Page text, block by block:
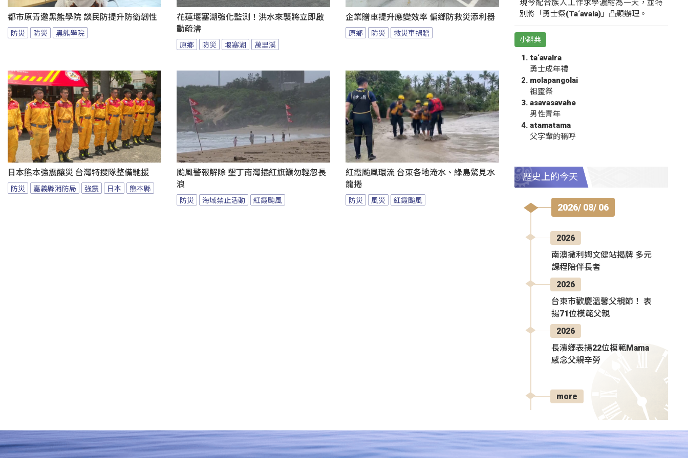
都市原青邀黑熊學院 談民防提升防衛韌性
防災 防災 黑熊學院
花蓮堰塞湖強化監測！洪水來襲將立即啟
動疏濬
原鄉 防災 堰塞湖 萬里溪
企業贈車提升應變效率 偏鄉防救災添利器
原鄉 防災 救災車捐贈
日本熊本強震釀災 台灣特搜隊整備馳援
防災 嘉義縣消防局 強震 日本 熊本縣
颱風警報解除 墾丁南灣插紅旗籲勿輕忽長
浪
防災 海域禁止活動 紅霞颱風
紅霞颱風環流 台東各地淹水、綠島驚見水
龍捲
防災 風災 紅霞颱風
現今配合族人工作求學濃縮為一天，並特
別將「勇士祭(Ta‘avala)」凸顯辦理。
小辭典
ta‘avalra
勇士成年禮
molapangolai
祖靈祭
asavasavahe
男性青年
atamatama
父字輩的稱呼
歷史上的今天
2026/ 08/ 06
2026
南澳撒利姆文健站揭牌 多元
課程陪伴長者
2026
台東市歡慶溫馨父親節！ 表
揚71位模範父親
2026
長濱鄉表揚22位模範Mama
感念父親辛勞
more